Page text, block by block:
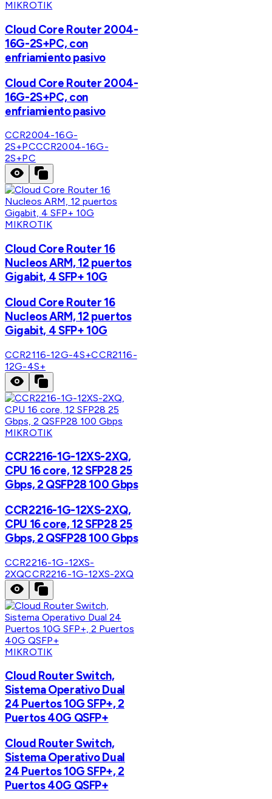
MIKROTIK
Cloud Core Router 2004-
16G-2S+PC, con
enfriamiento pasivo
Cloud Core Router 2004-
16G-2S+PC, con
enfriamiento pasivo
CCR2004-16G-
2S+PCCCR2004-16G-
2S+PC
MIKROTIK
Cloud Core Router 16
Nucleos ARM, 12 puertos
Gigabit, 4 SFP+ 10G
Cloud Core Router 16
Nucleos ARM, 12 puertos
Gigabit, 4 SFP+ 10G
CCR2116-12G-4S+CCR2116-
12G-4S+
MIKROTIK
CCR2216-1G-12XS-2XQ,
CPU 16 core, 12 SFP28 25
Gbps, 2 QSFP28 100 Gbps
CCR2216-1G-12XS-2XQ,
CPU 16 core, 12 SFP28 25
Gbps, 2 QSFP28 100 Gbps
CCR2216-1G-12XS-
2XQCCR2216-1G-12XS-2XQ
MIKROTIK
Cloud Router Switch,
Sistema Operativo Dual
24 Puertos 10G SFP+, 2
Puertos 40G QSFP+
Cloud Router Switch,
Sistema Operativo Dual
24 Puertos 10G SFP+, 2
Puertos 40G QSFP+